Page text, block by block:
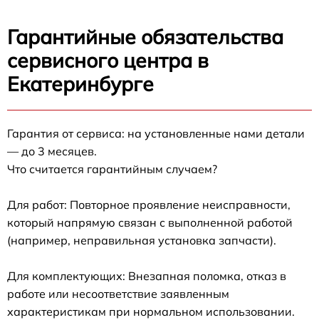
Гарантийные обязательства
сервисного центра в
Екатеринбурге
Гарантия от сервиса: на установленные нами детали
— до 3 месяцев.
Что считается гарантийным случаем?
Для работ: Повторное проявление неисправности,
который напрямую связан с выполненной работой
(например, неправильная установка запчасти).
Для комплектующих: Внезапная поломка, отказ в
работе или несоответствие заявленным
характеристикам при нормальном использовании.